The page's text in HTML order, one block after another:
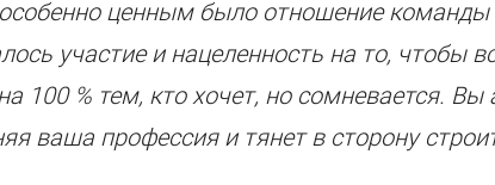
ценным было отношение
участие и нацеленность на то,
100 % тем, кто хочет, но сомневается.
ваша профессия и тянет в сторону